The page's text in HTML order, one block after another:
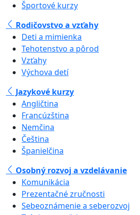
Športové kurzy
Rodičovstvo a vzťahy
Deti a mimienka
Tehotenstvo a pôrod
Vzťahy
Výchova detí
Jazykové kurzy
Angličtina
Francúzština
Nemčina
Čeština
Španielčina
Osobný rozvoj a vzdelávanie
Komunikácia
Prezentačné zručnosti
Sebeoznámenie a seberozvoj